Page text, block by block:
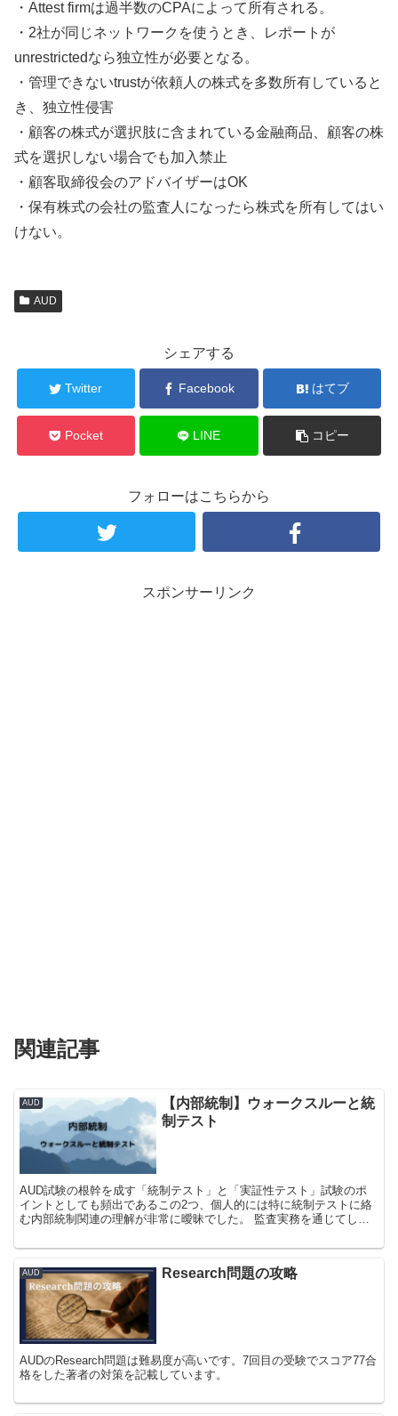
・Attest firmは過半数のCPAによって所有される。
・2社が同じネットワークを使うとき、レポートが
unrestrictedなら独立性が必要となる。
・管理できないtrustが依頼人の株式を多数所有していると
き、独立性侵害
・顧客の株式が選択肢に含まれている金融商品、顧客の株
式を選択しない場合でも加入禁止
・顧客取締役会のアドバイザーはOK
・保有株式の会社の監査人になったら株式を所有してはい
けない。
AUD
シェアする
Twitter Facebook はてブ
Pocket LINE コピー
フォローはこちらから
スポンサーリンク
関連記事
AUD
【内部統制】ウォークスルーと統
制テスト
AUD試験の根幹を成す「統制テスト」と「実証性テスト」試験のポ
イントとしても頻出であるこの2つ、個人的には特に統制テストに絡
む内部統制関連の理解が非常に曖昧でした。 監査実務を通じてしっ
AUD Research問題の攻略
AUDのResearch問題は難易度が高いです。7回目の受験でスコア77合
格をした著者の対策を記載しています。